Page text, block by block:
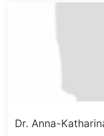
Dr. Anna-